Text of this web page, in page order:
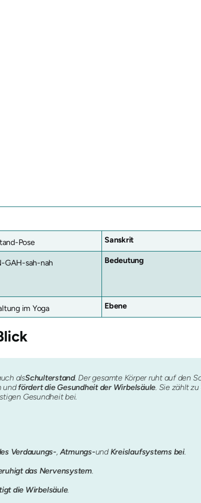
Pose Sanskrit
GAH-sah-nah Bedeutung
im Yoga Ebene
alsSchulterstand. Der gesamte Körper ruht auf den
undfördert die Gesundheit der Wirbelsäule . Sie zählt
Gesundheit bei.
Verdauungs-,Atmungs-undKreislaufsystems bei.
das Nervensystem.
die Wirbelsäule.